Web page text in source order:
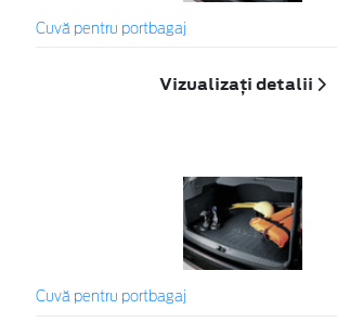
Cuvă pentru portbagaj
Vizualizați detalii
Cuvă pentru portbagaj